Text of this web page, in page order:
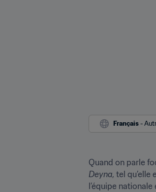
Français -
Quand on parle
Deyna, tel
l’équipe